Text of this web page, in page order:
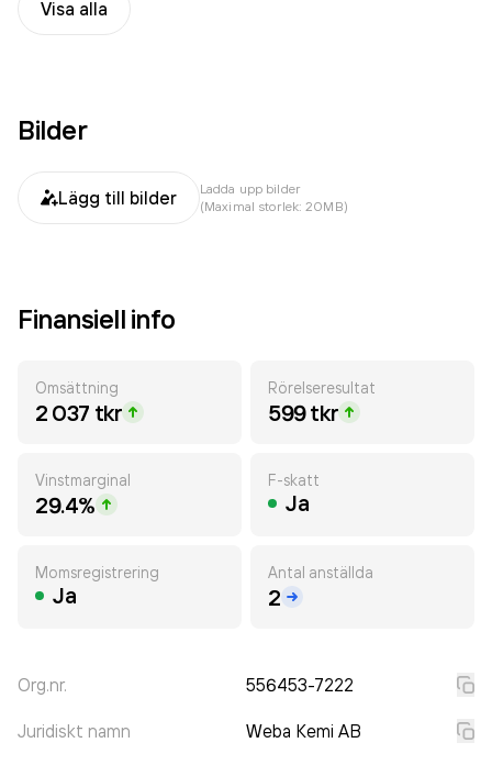
Visa alla
Bilder
Lägg till bilder
Ladda upp bilder
(Maximal storlek: 20MB)
Finansiell info
Omsättning
2 037 tkr
Rörelseresultat
599 tkr
Vinstmarginal
29.4%
F-skatt
Ja
Momsregistrering
Ja
Antal anställda
2
Org.nr. 556453-7222
Juridiskt namn Weba Kemi AB